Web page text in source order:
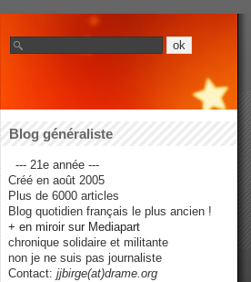
Blog généraliste
--- 21e année ---
Créé en août 2005
Plus de 6000 articles
Blog quotidien français le plus ancien !
+ en miroir sur Mediapart
chronique solidaire et militante
non je ne suis pas journaliste
Contact: jjbirge(at)drame.org